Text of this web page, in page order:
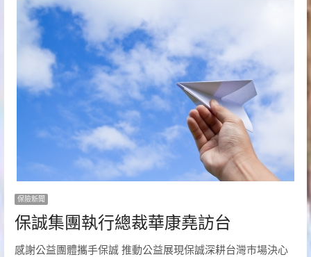
保險新聞
保誠集團執行總裁華康堯訪台
感謝公益團體攜手保誠 推動公益展現保誠深耕台灣巿場決心